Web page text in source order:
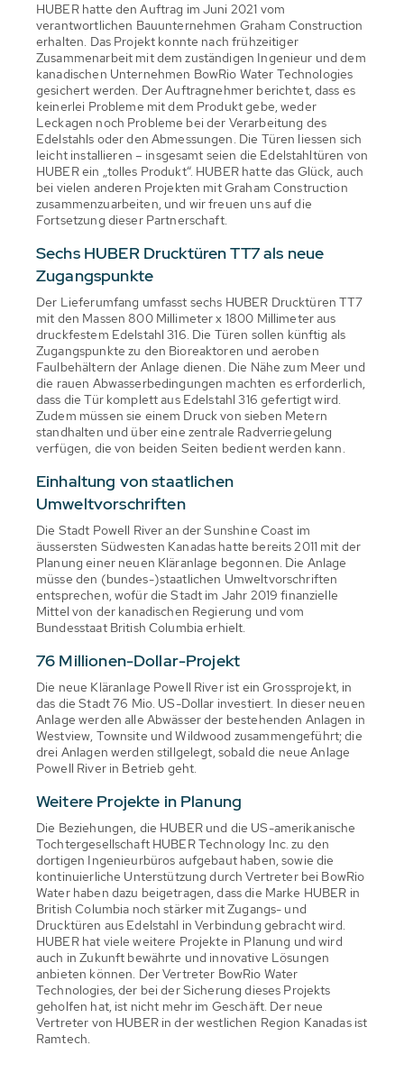
HUBER hatte den Auftrag im Juni 2021 vom
verantwortlichen Bauunternehmen Graham Construction
erhalten. Das Projekt konnte nach frühzeitiger
Zusammenarbeit mit dem zuständigen Ingenieur und dem
kanadischen Unternehmen BowRio Water Technologies
gesichert werden. Der Auftragnehmer berichtet, dass es
keinerlei Probleme mit dem Produkt gebe, weder
Leckagen noch Probleme bei der Verarbeitung des
Edelstahls oder den Abmessungen. Die Türen liessen sich
leicht installieren – insgesamt seien die Edelstahltüren von
HUBER ein „tolles Produkt“. HUBER hatte das Glück, auch
bei vielen anderen Projekten mit Graham Construction
zusammenzuarbeiten, und wir freuen uns auf die
Fortsetzung dieser Partnerschaft.
Sechs HUBER Drucktüren TT7 als neue
Zugangspunkte
Der Lieferumfang umfasst sechs HUBER Drucktüren TT7
mit den Massen 800 Millimeter x 1800 Millimeter aus
druckfestem Edelstahl 316. Die Türen sollen künftig als
Zugangspunkte zu den Bioreaktoren und aeroben
Faulbehältern der Anlage dienen. Die Nähe zum Meer und
die rauen Abwasserbedingungen machten es erforderlich,
dass die Tür komplett aus Edelstahl 316 gefertigt wird.
Zudem müssen sie einem Druck von sieben Metern
standhalten und über eine zentrale Radverriegelung
verfügen, die von beiden Seiten bedient werden kann.
Einhaltung von staatlichen
Umweltvorschriften
Die Stadt Powell River an der Sunshine Coast im
äussersten Südwesten Kanadas hatte bereits 2011 mit der
Planung einer neuen Kläranlage begonnen. Die Anlage
müsse den (bundes-)staatlichen Umweltvorschriften
entsprechen, wofür die Stadt im Jahr 2019 finanzielle
Mittel von der kanadischen Regierung und vom
Bundesstaat British Columbia erhielt.
76 Millionen-Dollar-Projekt
Die neue Kläranlage Powell River ist ein Grossprojekt, in
das die Stadt 76 Mio. US-Dollar investiert. In dieser neuen
Anlage werden alle Abwässer der bestehenden Anlagen in
Westview, Townsite und Wildwood zusammengeführt; die
drei Anlagen werden stillgelegt, sobald die neue Anlage
Powell River in Betrieb geht.
Weitere Projekte in Planung
Die Beziehungen, die HUBER und die US-amerikanische
Tochtergesellschaft HUBER Technology Inc. zu den
dortigen Ingenieurbüros aufgebaut haben, sowie die
kontinuierliche Unterstützung durch Vertreter bei BowRio
Water haben dazu beigetragen, dass die Marke HUBER in
British Columbia noch stärker mit Zugangs- und
Drucktüren aus Edelstahl in Verbindung gebracht wird.
HUBER hat viele weitere Projekte in Planung und wird
auch in Zukunft bewährte und innovative Lösungen
anbieten können. Der Vertreter BowRio Water
Technologies, der bei der Sicherung dieses Projekts
geholfen hat, ist nicht mehr im Geschäft. Der neue
Vertreter von HUBER in der westlichen Region Kanadas ist
Ramtech.